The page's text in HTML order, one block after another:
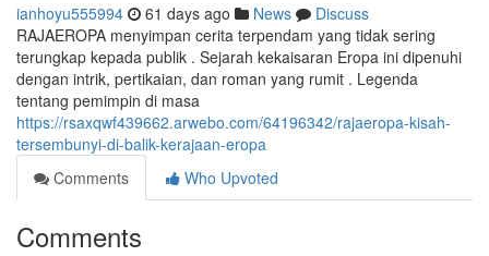
ianhoyu555994 61 days ago News
Discuss
RAJAEROPA menyimpan cerita terpendam yang tidak sering
terungkap kepada publik . Sejarah kekaisaran Eropa ini dipenuhi
dengan intrik, pertikaian, dan roman yang rumit . Legenda
tentang pemimpin di masa
https://rsaxqwf439662.arwebo.com/64196342/rajaeropa-kisah-
tersembunyi-di-balik-kerajaan-eropa
Comments
Who Upvoted
Comments